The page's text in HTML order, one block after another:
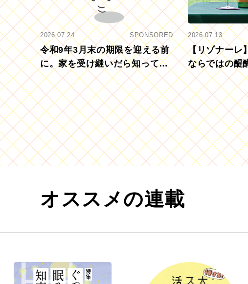
2026.07.24 SPONSORED
令和9年3月末の期限を迎える前
に。家を受け継いだら知ってお
きたい「相続登記の義務化」
2026.07.13
【リゾナーレ
ならではの醍
むブドウ畑で
オススメの連載